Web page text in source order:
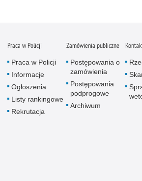
Praca w Policji
Praca w Policji
Informacje
Ogłoszenia
Listy rankingowe
Rekrutacja
Zamówienia publiczne
Postępowania o
zamówienia
Postępowania
podprogowe
Archiwum